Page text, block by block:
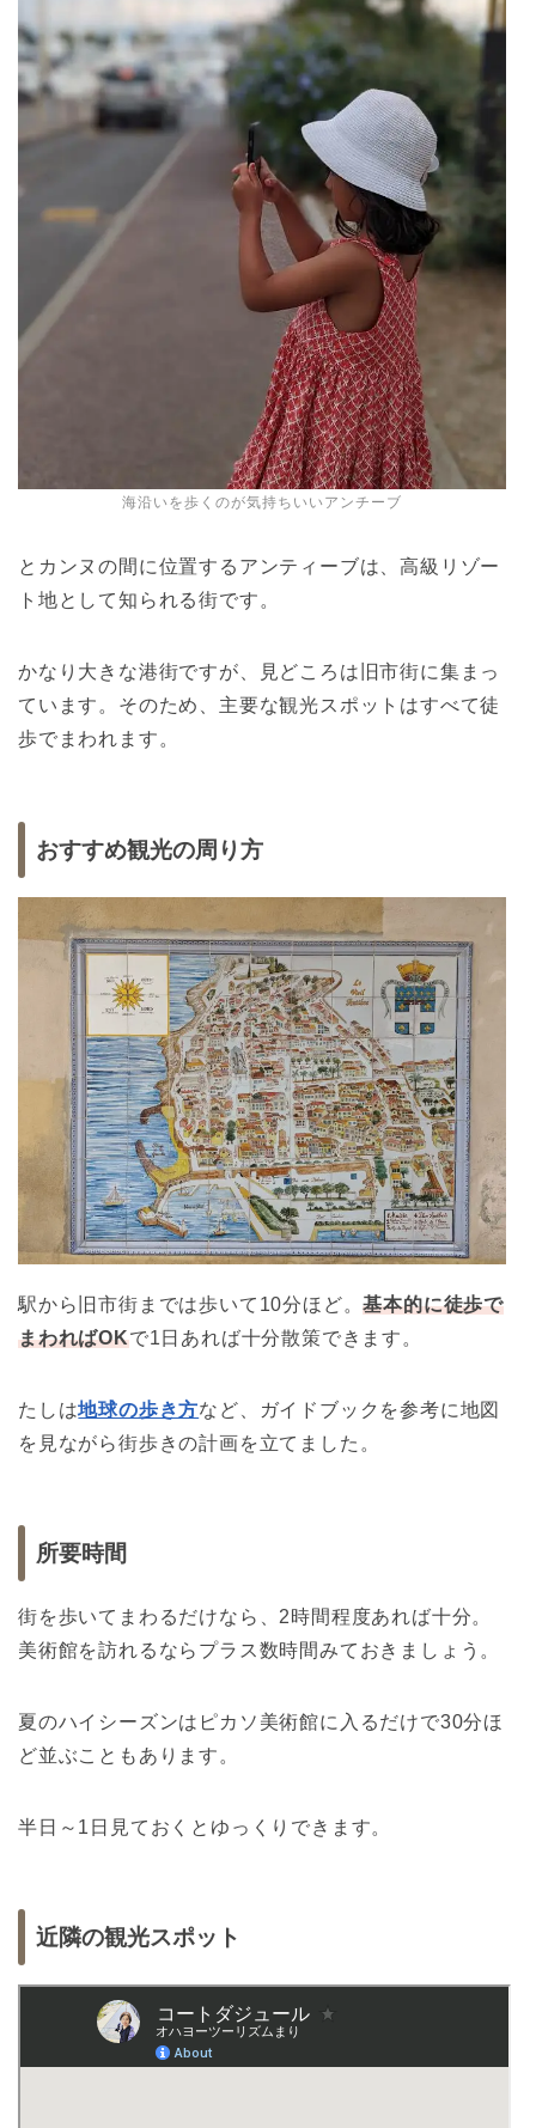
海沿いを歩くのが気持ちいいアンチーブ
とカンヌの間に位置するアンティーブは、高級リゾー
ト地として知られる街です。
かなり大きな港街ですが、見どころは旧市街に集まっ
ています。そのため、主要な観光スポットはすべて徒
歩でまわれます。
おすすめ観光の周り方
駅から旧市街までは歩いて10分ほど。基本的に徒歩で
まわればOKで1日あれば十分散策できます。
たしは地球の歩き方など、ガイドブックを参考に地図
を見ながら街歩きの計画を立てました。
所要時間
街を歩いてまわるだけなら、2時間程度あれば十分。
美術館を訪れるならプラス数時間みておきましょう。
夏のハイシーズンはピカソ美術館に入るだけで30分ほ
ど並ぶこともあります。
半日～1日見ておくとゆっくりできます。
近隣の観光スポット